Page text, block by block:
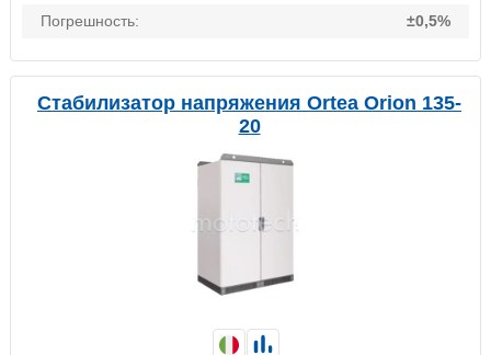
Погрешность:
±0,5%
Стабилизатор напряжения Ortea Orion 135-
20